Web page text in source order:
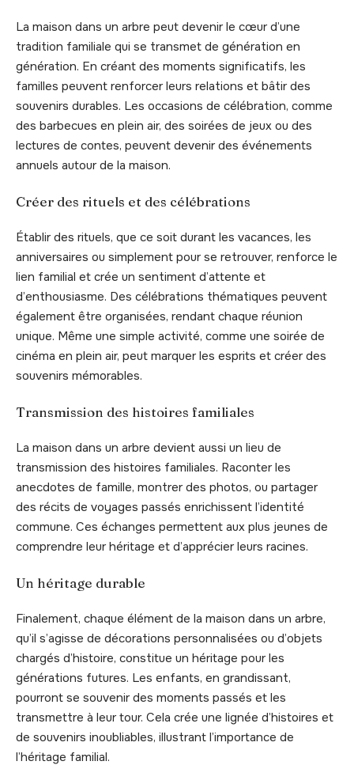
La maison dans un arbre peut devenir le cœur d’une
tradition familiale qui se transmet de génération en
génération. En créant des moments significatifs, les
familles peuvent renforcer leurs relations et bâtir des
souvenirs durables. Les occasions de célébration, comme
des barbecues en plein air, des soirées de jeux ou des
lectures de contes, peuvent devenir des événements
annuels autour de la maison.
Créer des rituels et des célébrations
Établir des rituels, que ce soit durant les vacances, les
anniversaires ou simplement pour se retrouver, renforce le
lien familial et crée un sentiment d’attente et
d’enthousiasme. Des célébrations thématiques peuvent
également être organisées, rendant chaque réunion
unique. Même une simple activité, comme une soirée de
cinéma en plein air, peut marquer les esprits et créer des
souvenirs mémorables.
Transmission des histoires familiales
La maison dans un arbre devient aussi un lieu de
transmission des histoires familiales. Raconter les
anecdotes de famille, montrer des photos, ou partager
des récits de voyages passés enrichissent l’identité
commune. Ces échanges permettent aux plus jeunes de
comprendre leur héritage et d’apprécier leurs racines.
Un héritage durable
Finalement, chaque élément de la maison dans un arbre,
qu’il s’agisse de décorations personnalisées ou d’objets
chargés d’histoire, constitue un héritage pour les
générations futures. Les enfants, en grandissant,
pourront se souvenir des moments passés et les
transmettre à leur tour. Cela crée une lignée d’histoires et
de souvenirs inoubliables, illustrant l’importance de
l’héritage familial.